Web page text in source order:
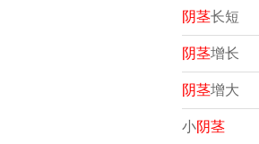
阴茎长短
阴茎增长
阴茎增大
小阴茎